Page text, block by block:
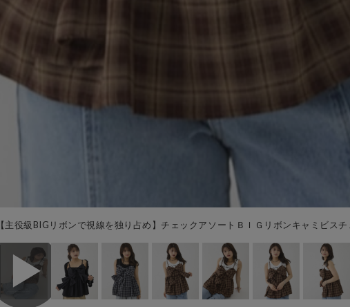
【主役級BIGリボンで視線を独り占め】チェックアソートＢＩＧリボンキャミビス